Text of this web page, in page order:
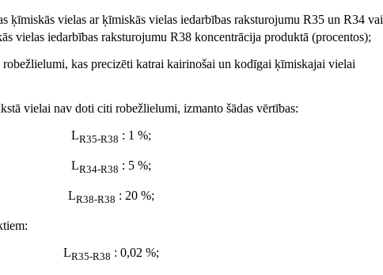
ķīmiskās vielas ar ķīmiskās vielas iedarbības raksturojumu R35 un R34 vai
vielas iedarbības raksturojumu R38 koncentrācija produktā (procentos);
robežlielumi, kas precizēti katrai kairinošai un kodīgai ķīmiskajai vielai
vielai nav doti citi robežlielumi, izmanto šādas vērtības:
LR35-R38 : 1 %;
LR34-R38 : 5 %;
LR38-R38 : 20 %;
LR35-R38 : 0,02 %;